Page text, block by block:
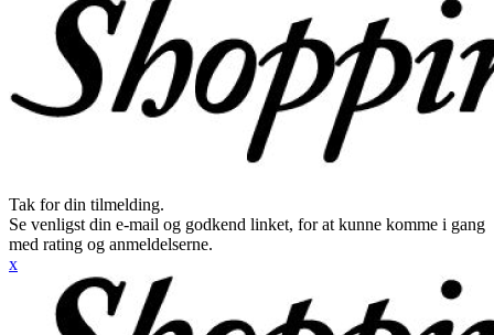
Tak for din tilmelding.
Se venligst din e-mail og godkend linket, for at kunne komme i gang
med rating og anmeldelserne.
x